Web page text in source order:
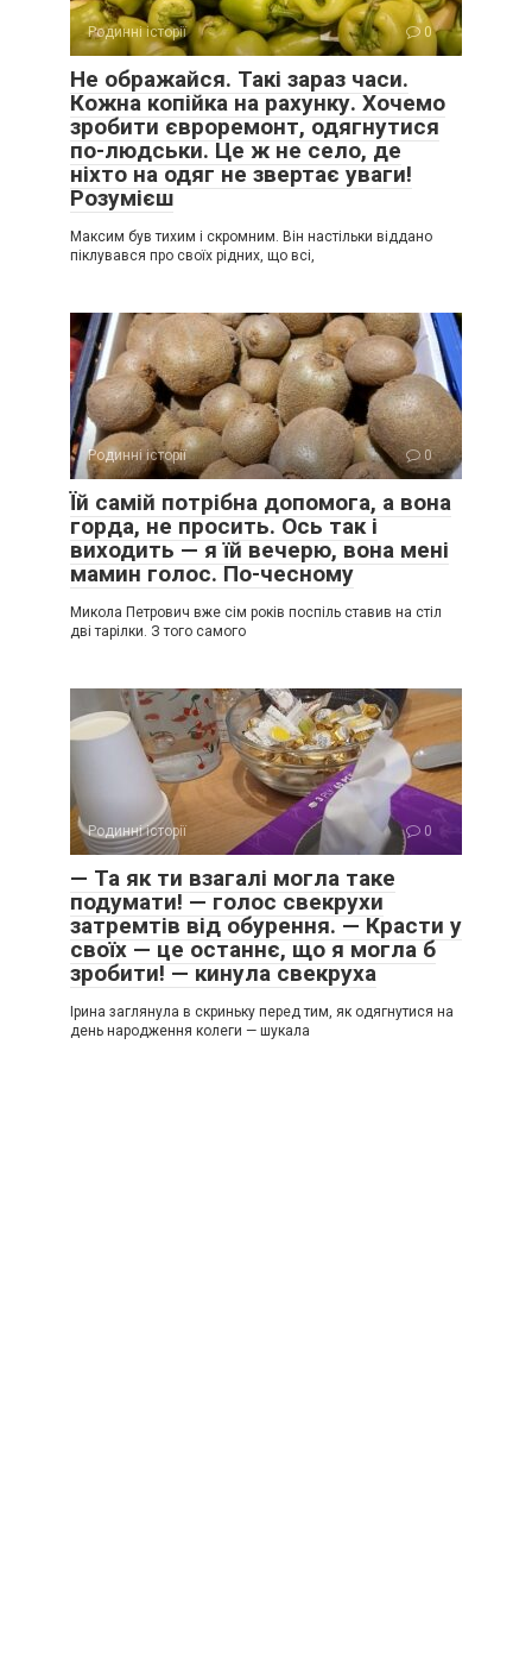
Родинні історії 0
Не ображайся. Такі зараз часи.
Кожна копійка на рахунку. Хочемо
зробити євроремонт, одягнутися
по-людськи. Це ж не село, де
ніхто на одяг не звертає уваги!
Розумієш
Максим був тихим і скромним. Він настільки віддано
піклувався про своїх рідних, що всі,
Родинні історії 0
Їй самій потрібна допомога, а вона
горда, не просить. Ось так і
виходить — я їй вечерю, вона мені
мамин голос. По-чесному
Микола Петрович вже сім років поспіль ставив на стіл
дві тарілки. З того самого
Родинні історії 0
— Та як ти взагалі могла таке
подумати! — голос свекрухи
затремтів від обурення. — Красти у
своїх — це останнє, що я могла б
зробити! — кинула свекруха
Ірина заглянула в скриньку перед тим, як одягнутися на
день народження колеги — шукала